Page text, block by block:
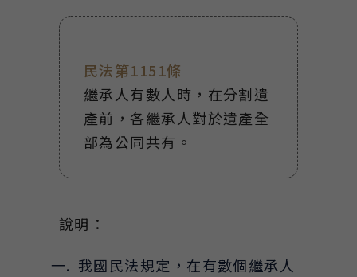
民法第1151條
繼承人有數人時，在分割遺
產前，各繼承人對於遺產全
部為公同共有。
說明：
我國民法規定，在有數個繼承人